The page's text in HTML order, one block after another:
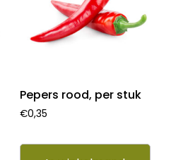
Pepers rood, per stuk
€0,35